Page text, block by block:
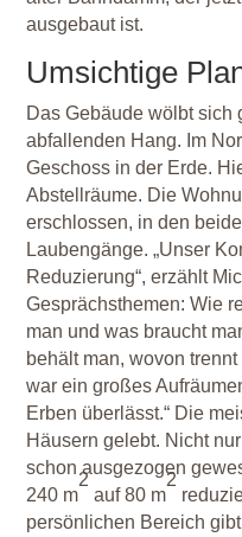
ausgebaut ist.
Umsichtige
Das Gebäude wölbt sich
abfallenden Hang. Im
Geschoss in der Erde.
Abstellräume. Die
erschlossen, in den
Laubengänge. „Unser
Reduzierung“, erzählt
Gesprächsthemen: Wie
man und was braucht
behält man, wovon
war ein großes
Erben überlässt.“ Die
Häusern gelebt. Nicht
schon ausgezogen
240 m
2
auf 80 m
2
persönlichen Bereich